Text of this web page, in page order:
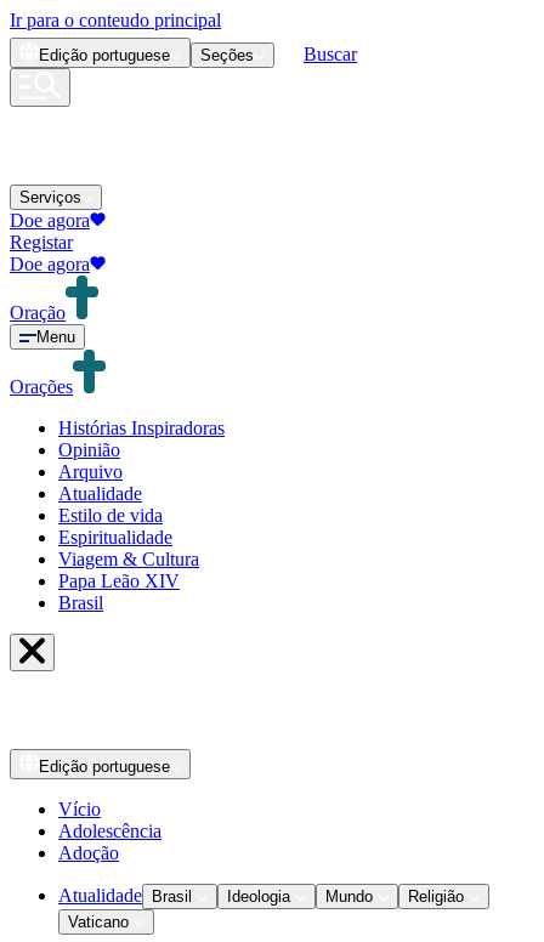
Ir para o conteudo principal
Edição portuguese Seções Buscar
Serviços
Doe agora
Registar
Doe agora
Oração
Menu
Orações
Histórias Inspiradoras
Opinião
Arquivo
Atualidade
Estilo de vida
Espiritualidade
Viagem & Cultura
Papa Leão XIV
Brasil
Edição portuguese
Vício
Adolescência
Adoção
Atualidade Brasil Ideologia Mundo
Religião
Vaticano